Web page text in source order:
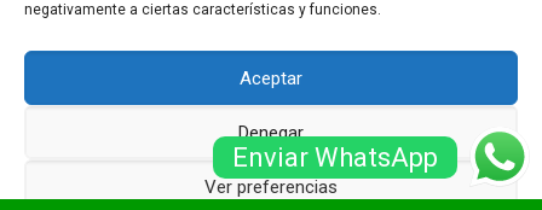
negativamente a ciertas características y funciones.
Aceptar
Denegar
Ver preferencias
© Serrallersbarcelona.net - Sitemap -Zona de treball -
Blog
Enviar WhatsApp